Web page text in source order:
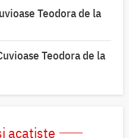
Teodora de la
Teodora de la
acatiste